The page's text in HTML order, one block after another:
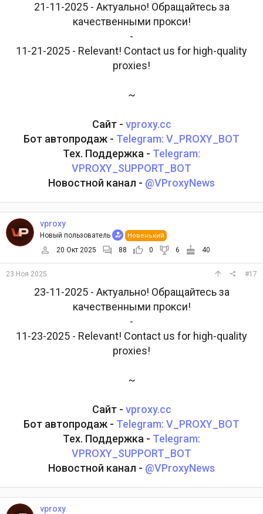
21-11-2025 - Актуально! Обращайтесь за
качественными прокси!
-
11-21-2025 - Relevant! Contact us for high-quality
proxies!
~
Сайт - vproxy.cc
Бот автопродаж - Telegram: V_PROXY_BOT
Тех. Поддержка - Telegram:
VPROXY_SUPPORT_BOT
Новостной канал - @VProxyNews
vproxy
Новый пользователь Новенький
20 Окт 2025 88 0 6 40
23 Ноя 2025 #17
23-11-2025 - Актуально! Обращайтесь за
качественными прокси!
-
11-23-2025 - Relevant! Contact us for high-quality
proxies!
~
Сайт - vproxy.cc
Бот автопродаж - Telegram: V_PROXY_BOT
Тех. Поддержка - Telegram:
VPROXY_SUPPORT_BOT
Новостной канал - @VProxyNews
vproxy